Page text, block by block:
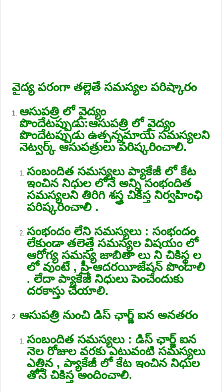
వైద్య పరంగా తల్లెతే సమస్యల పరిష్కారం
ఆసుపత్రి లో వైద్యం
పొందేటప్పుడు:ఆసుపత్రి లో వైద్యం
పొందేటప్పుడు ఉత్పన్నమాయే సమస్యలని
నెట్వర్క్ ఆసుపత్రులు పరిష్కరించాలి.
సంబందిత సమస్యలు ప్యాకేజీ లో కేట
ఇంచిన నిధుల లోనే అన్ని సంభందిత
సమస్యలని తిరిగి శస్త్ర చికిస్త నిర్వహింఛి
పరిష్కరించాలి .
సంభందం లేని సమస్యలు : సంభందం
లేకుండా తలెత్తే సమస్యల విషయం లో
ఆరోగ్య సమస్య జాబితా లు ని చికిస్థ ల
లో వుంటే , ప్రీ-ఆదరయీజేషన్ పొందాలి
. లేదా ప్యాకేజీ నిధులు పెంచేందుకు
దరకాస్తు చేయాలి.
ఆసుపత్రి నుంచి డిస్ ఛార్జ్ ఐన అనతరం
సంబందిత సమస్యలు : డిస్ ఛార్జ్ ఐన
నెల రోజుల వరకు ఎటువంటి సమస్యలు
ఎత్తిన , ప్యాకేజీ లో కేట ఇంచిన నిధుల
తోనే చికిస్త అందించాలి.